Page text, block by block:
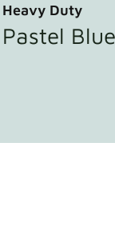
Heavy Duty
Pastel Blue